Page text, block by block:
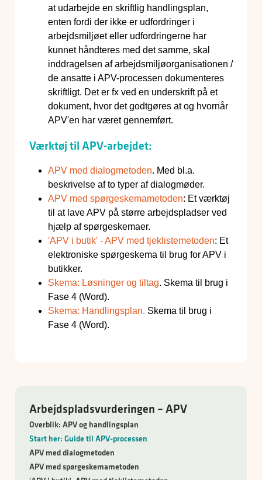
Arbejdspladsvurderingen – APV
Overblik: APV og handlingsplan
Start her: Guide til APV-processen
APV med dialogmetoden
APV med spørgeskemametoden
at udarbejde en skriftlig handlingsplan,
enten fordi der ikke er udfordringer i
arbejdsmiljøet eller udfordringerne har
kunnet håndteres med det samme, skal
inddragelsen af arbejdsmiljøorganisationen /
de ansatte i APV-processen dokumenteres
skriftligt. Det er fx ved en underskrift på et
dokument, hvor det godtgøres at og hvornår
APV'en har været gennemført.
Værktøj til APV-arbejdet:
APV med dialogmetoden. Med bl.a.
beskrivelse af to typer af dialogmøder.
APV med spørgeskemametoden: Et værktøj
til at lave APV på større arbejdspladser ved
hjælp af spørgeskemaer.
'APV i butik' - APV med tjeklistemetoden: Et
elektroniske spørgeskema til brug for APV i
butikker.
Skema: Løsninger og tiltag. Skema til brug i
Fase 4 (Word).
Skema: Handlingsplan. Skema til brug i
Fase 4 (Word).